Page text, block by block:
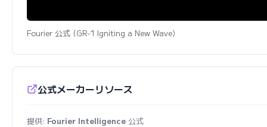
Fourier 公式 (GR-1 Igniting a New Wave)
公式メーカーリソース
提供: Fourier Intelligence 公式